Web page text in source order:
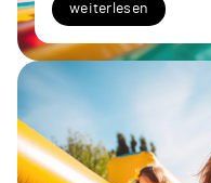
weiterlesen